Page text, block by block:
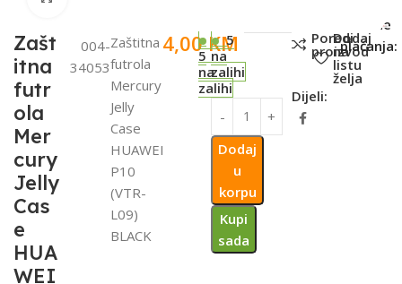
Zašt
itna
futr
ola
Mer
cury
Jelly
Cas
e
HUA
WEI
004-
34053
Zaštitna
futrola
Mercury
Jelly
Case
HUAWEI
P10
(VTR-
L09)
BLACK
4,00KM
5
na
zalihi
5
na
zalihi
Dodaj
u
korpu
Kupi
sada
Poredi
proizvod
Dodaj
na
listu
želja
Dijeli:
Metode
plaćanja: